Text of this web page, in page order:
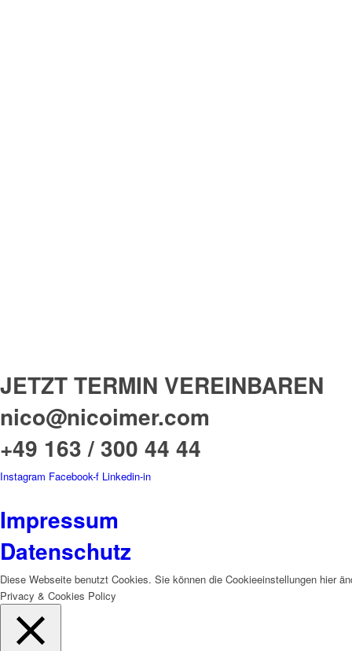
JETZT TERMIN VEREINBAREN
nico@nicoimer.com
+49 163 / 300 44 44
Instagram Facebook-f Linkedin-in
Impressum
Datenschutz
Diese Webseite benutzt Cookies. Sie können die Cookieeinstellungen hier
Privacy & Cookies Policy